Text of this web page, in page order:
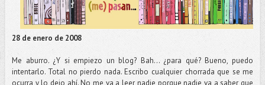
28 de enero de 2008
Me aburro. ¿Y si empiezo un blog? Bah... ¿para qué? Bueno, puedo
intentarlo. Total no pierdo nada. Escribo cualquier chorrada que se me